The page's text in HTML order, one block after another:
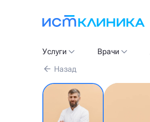
Услуги Врачи
Назад